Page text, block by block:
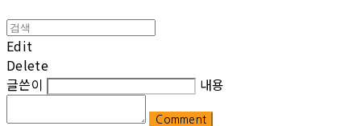
Edit
Delete
글쓴이
내용
Comment